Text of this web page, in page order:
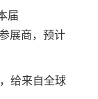
届
展商，预计
给来自全球